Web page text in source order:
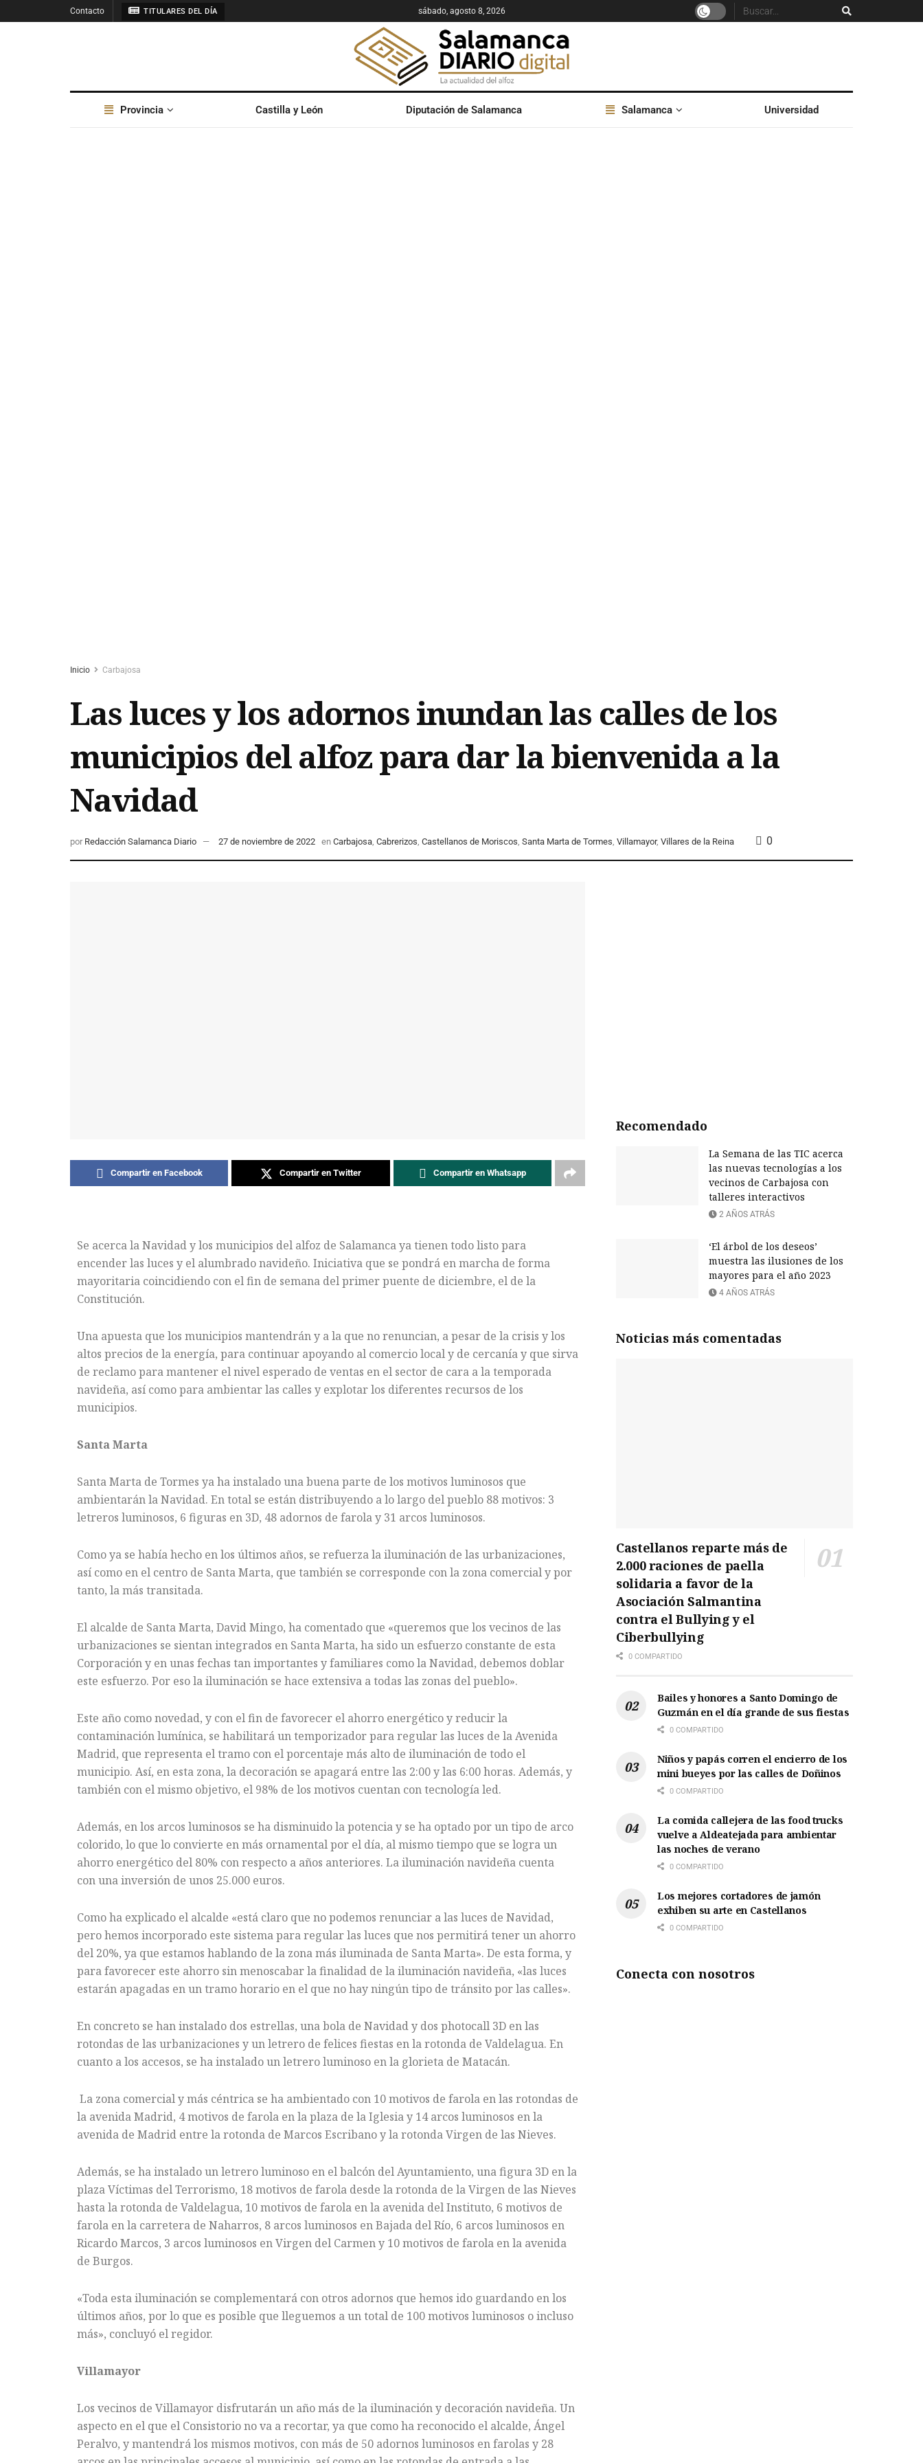
Contacto TITULARES DEL DÍA sábado, agosto 8, 2026
Provincia Castilla y León Diputación de Salamanca Salamanca Universidad
Inicio Carbajosa
Las luces y los adornos inundan las calles de los
municipios del alfoz para dar la bienvenida a la
Navidad
por Redacción Salamanca Diario 27 de noviembre de 2022 en Carbajosa, Cabrerizos, Castellanos de Moriscos, Santa Marta de Tormes, Villamayor, Villares de la Reina 0
Compartir en Facebook Compartir en Twitter Compartir en Whatsapp
Se acerca la Navidad y los municipios del alfoz de Salamanca ya tienen todo listo para
encender las luces y el alumbrado navideño. Iniciativa que se pondrá en marcha de forma
mayoritaria coincidiendo con el fin de semana del primer puente de diciembre, el de la
Constitución.
Una apuesta que los municipios mantendrán y a la que no renuncian, a pesar de la crisis y los
altos precios de la energía, para continuar apoyando al comercio local y de cercanía y que sirva
de reclamo para mantener el nivel esperado de ventas en el sector de cara a la temporada
navideña, así como para ambientar las calles y explotar los diferentes recursos de los
municipios.
Santa Marta
Santa Marta de Tormes ya ha instalado una buena parte de los motivos luminosos que
ambientarán la Navidad. En total se están distribuyendo a lo largo del pueblo 88 motivos: 3
letreros luminosos, 6 figuras en 3D, 48 adornos de farola y 31 arcos luminosos.
Como ya se había hecho en los últimos años, se refuerza la iluminación de las urbanizaciones,
así como en el centro de Santa Marta, que también se corresponde con la zona comercial y por
tanto, la más transitada.
El alcalde de Santa Marta, David Mingo, ha comentado que «queremos que los vecinos de las
urbanizaciones se sientan integrados en Santa Marta, ha sido un esfuerzo constante de esta
Corporación y en unas fechas tan importantes y familiares como la Navidad, debemos doblar
este esfuerzo. Por eso la iluminación se hace extensiva a todas las zonas del pueblo».
Este año como novedad, y con el fin de favorecer el ahorro energético y reducir la
contaminación lumínica, se habilitará un temporizador para regular las luces de la Avenida
Madrid, que representa el tramo con el porcentaje más alto de iluminación de todo el
municipio. Así, en esta zona, la decoración se apagará entre las 2:00 y las 6:00 horas. Además, y
también con el mismo objetivo, el 98% de los motivos cuentan con tecnología led.
Además, en los arcos luminosos se ha disminuido la potencia y se ha optado por un tipo de arco
colorido, lo que lo convierte en más ornamental por el día, al mismo tiempo que se logra un
ahorro energético del 80% con respecto a años anteriores. La iluminación navideña cuenta
conuna inversión de unos 25.000 euros.
Como ha explicado el alcalde «está claro que no podemos renunciar a las luces de Navidad,
pero hemos incorporado este sistema para regular las luces que nos permitirá tener un ahorro
del 20%, ya que estamos hablando de la zona más iluminada de Santa Marta». De esta forma, y
para favorecer este ahorro sin menoscabar la finalidad de la iluminación navideña, «las luces
estarán apagadas en un tramo horario en el que no hay ningún tipo de tránsito por las calles».
En concreto se han instalado dos estrellas, una bola de Navidad y dos photocall 3D en las
rotondas de las urbanizaciones y un letrero de felices fiestas en la rotonda de Valdelagua. En
cuanto a los accesos, se ha instalado un letrero luminoso en la glorieta de Matacán.
La zona comercial y más céntrica se ha ambientado con 10 motivos de farola en las rotondas de
la avenida Madrid, 4 motivos de farola en la plaza de la Iglesia y 14 arcos luminosos en la
avenida de Madrid entre la rotonda de Marcos Escribano y la rotonda Virgen de las Nieves.
Además, se ha instalado un letrero luminoso en el balcón del Ayuntamiento, una figura 3D en la
plaza Víctimas del Terrorismo, 18 motivos de farola desde la rotonda de la Virgen de las Nieves
hasta la rotonda de Valdelagua, 10 motivos de farola en la avenida del Instituto, 6 motivos de
farola en la carretera de Naharros, 8 arcos luminosos en Bajada del Río, 6 arcos luminosos en
Ricardo Marcos, 3 arcos luminosos en Virgen del Carmen y 10 motivos de farola en la avenida
de Burgos.
«Toda esta iluminación se complementará con otros adornos que hemos ido guardando en los
últimos años, por lo que es posible que lleguemos a un total de 100 motivos luminosos o incluso
más», concluyó el regidor.
Villamayor
Los vecinos de Villamayor disfrutarán un año más de la iluminación y decoración navideña. Un
aspecto en el que el Consistorio no va a recortar, ya que como ha reconocido el alcalde, Ángel
Peralvo, y mantendrá los mismos motivos, con más de 50 adornos luminosos en farolas y 28
Recomendado
La Semana de las TIC acerca
las nuevas tecnologías a los
vecinos de Carbajosa con
talleres interactivos
2 AÑOS ATRÁS
‘El árbol de los deseos’
muestra las ilusiones de los
mayores para el año 2023
4 AÑOS ATRÁS
Noticias más comentadas
Castellanos reparte más de
2.000 raciones de paella
solidaria a favor de la
Asociación Salmantina
contra el Bullying y el
Ciberbullying
0 COMPARTIDO
Bailes y honores a Santo Domingo de
Guzmán en el día grande de sus fiestas
0 COMPARTIDO
Niños y papás corren el encierro de los
mini bueyes por las calles de Doñinos
0 COMPARTIDO
La comida callejera de las food trucks
vuelve a Aldeatejada para ambientar
las noches de verano
0 COMPARTIDO
Los mejores cortadores de jamón
exhiben su arte en Castellanos
0 COMPARTIDO
Conecta con nosotros